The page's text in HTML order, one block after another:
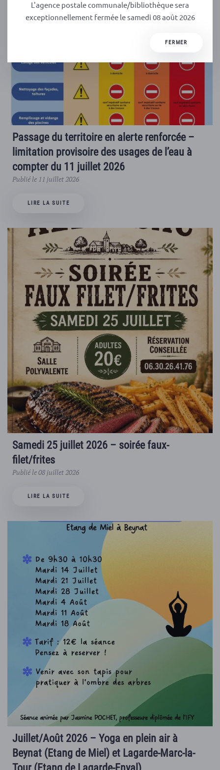
Passage du territoire en alerte renforcée –
limitation provisoire des usages de l’eau à
compter du 11 juillet 2026
Publié le 11 juillet 2026
LIRE LA SUITE
Samedi 25 juillet 2026 – soirée faux-
filet/frites
Publié le 08 juillet 2026
LIRE LA SUITE
Juillet/Août 2026 – Yoga en plein air à
Beynat (Etang de Miel) et Lagarde-Marc-la-
L'agence postale communale/bibliothèque sera
exceptionnellement fermée le samedi 08 août 2026
FERMER